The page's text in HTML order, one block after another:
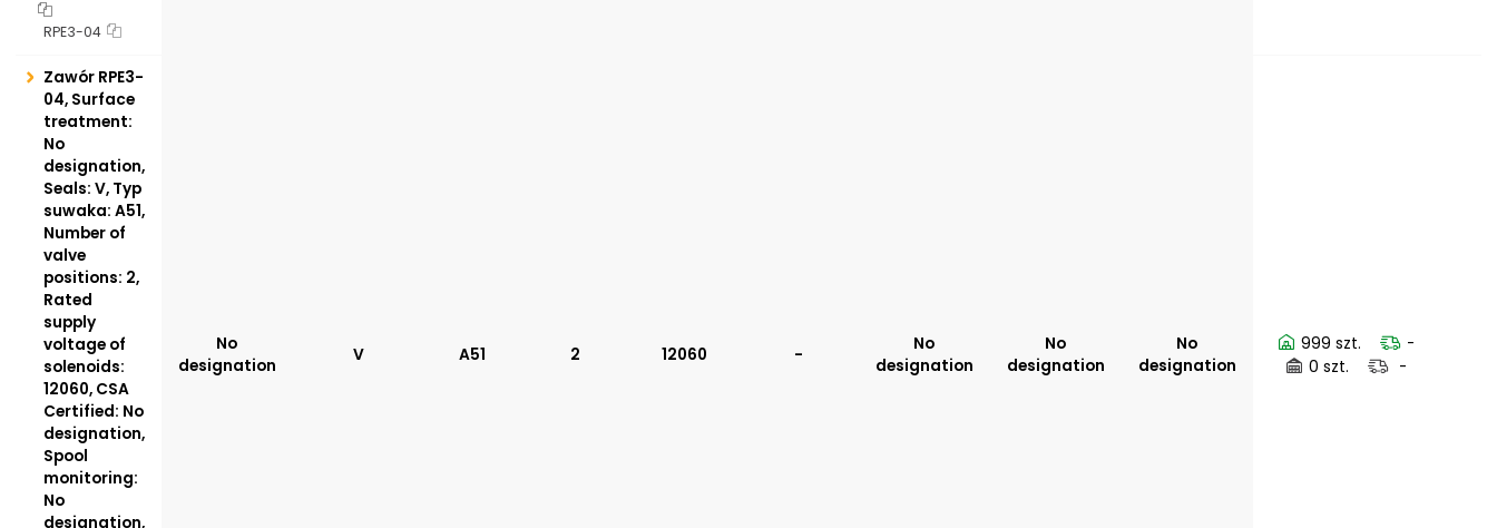
RPE3-04
Zawór RPE3-
04, Surface
treatment:
No
designation,
Seals: V, Typ
suwaka: A51,
Number of
valve
positions: 2,
Rated
supply
voltage of
solenoids:
12060, CSA
Certified: No
designation,
Spool
monitoring:
No
designation,
No
designation
V A51 2 12060 -
No
designation
No
designation
No
designation
999 szt.
-
0 szt.
-